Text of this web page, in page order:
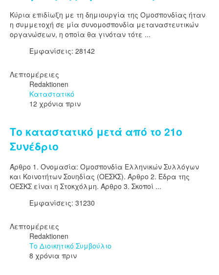
Κύρια επιδίωξη με τη δημιουργία της Ομοσπονδίας ήταν
η συμμετοχή σε μία συνομοσπονδία μεταναστευτικών
οργανώσεων, η οποία θα γινόταν τότε ...
Εμφανίσεις: 28142
Λεπτομέρειες
Redaktionen
Καταστατικό
12 χρόνια πριν
Το καταστατικό μετά από το 21ο
Συνέδριο
Άρθρο 1. Ονομασία: Ομοσπονδία Ελληνικών Συλλόγων
και Κοινοτήτων Σουηδίας (ΟΕΣΚΣ). Άρθρο 2. Έδρα της
ΟΕΣΚΣ είναι η Στοκχόλμη. Άρθρο 3. Σκοποί ...
Εμφανίσεις: 31230
Λεπτομέρειες
Redaktionen
Το Διοικητικό Συμβούλιο
8 χρόνια πριν